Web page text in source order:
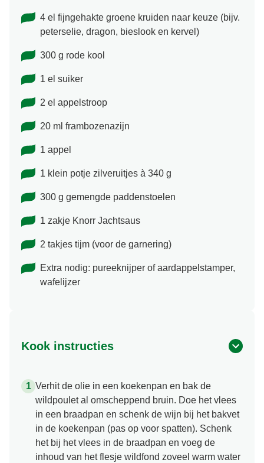
4 el fijngehakte groene kruiden naar keuze (bijv.
peterselie, dragon, bieslook en kervel)
300 g rode kool
1 el suiker
2 el appelstroop
20 ml frambozenazijn
1 appel
1 klein potje zilveruitjes à 340 g
300 g gemengde paddenstoelen
1 zakje Knorr Jachtsaus
2 takjes tijm (voor de garnering)
Extra nodig: pureeknijper of aardappelstamper,
wafelijzer
Kook instructies
Verhit de olie in een koekenpan en bak de
wildpoulet al omscheppend bruin. Doe het vlees
in een braadpan en schenk de wijn bij het bakvet
in de koekenpan (pas op voor spatten). Schenk
het bij het vlees in de braadpan en voeg de
inhoud van het flesje wildfond zoveel warm water